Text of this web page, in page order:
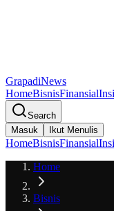
GrapadiNews
HomeBisnisFinansial
Search
Masuk
Ikut Menulis
HomeBisnisFinansial
Home
Bisnis